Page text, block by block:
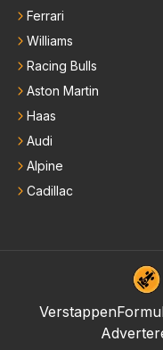
Ferrari
Williams
Racing Bulls
Aston Martin
Haas
Audi
Alpine
Cadillac
Verstappen